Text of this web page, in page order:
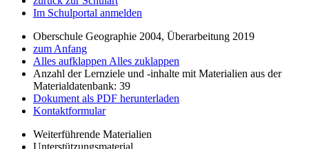
Im Schulportal anmelden
Oberschule Geographie 2004, Überarbeitung 2019
zum Anfang
Alles aufklappen Alles zuklappen
Anzahl der Lernziele und -inhalte mit Materialien aus der
Materialdatenbank: 39
Dokument als PDF herunterladen
Kontaktformular
Weiterführende Materialien
Unterstützungsmaterial